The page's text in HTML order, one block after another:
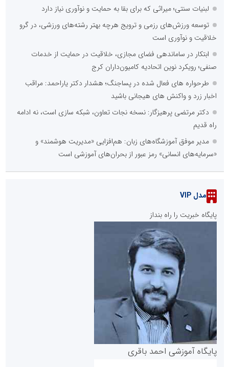
لبنیات سنتی؛ میراثی که برای بقا به حمایت و نوآوری نیاز دارد
توسعه ورزش‌های رزمی و ترویج هرچه بهتر رشته‌های ورزشی، در گرو
خلاقیت و نوآوری است
ابتکار در ساماندهی فضای مجازی، خلاقیت در حمایت از خدمات
صنفی؛ رویکرد نوین اتحادیه کامیون‌داران کرج
طرحواره های فعال شده در پساجنگ؛ هشدار دکتر یاراحمد: مراقب
اخبار زرد و واکنش های هیجانی باشید
دکتر مرتضی پرهیزگار: نسخه نجات تعاون، شبکه سازی است، نه ادامه
راه قدیم
مدیر موفق آموزشگاه‌های زبان: هم‌افزایی «مدیریت هوشمند» و
«سرمایه‌های انسانی» رمز عبور از بحران‌های آموزشی است
مدل VIP
پایگاه خبریت را راه بنداز
پایگاه آموزشی احمد باقری